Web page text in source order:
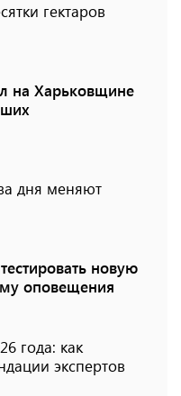
гектаров
на Харьковщине
дня меняют
новую
оповещения
года: как
экспертов